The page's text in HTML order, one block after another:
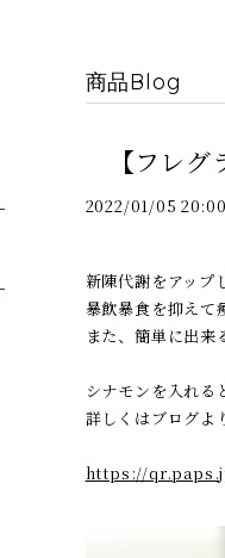
商品Blog
【フレ
2022/01/05 20:00
新陳代謝をアップ
暴飲暴食を抑えて
また、簡単に出
シナモンを入れる
詳しくはブログ
https://